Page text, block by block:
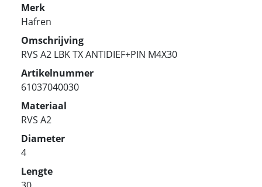
Merk
Hafren
Omschrijving
RVS A2 LBK TX ANTIDIEF+PIN M4X30
Artikelnummer
61037040030
Materiaal
RVS A2
Diameter
4
Lengte